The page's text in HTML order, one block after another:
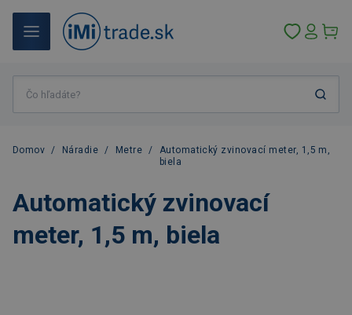
Domov / Náradie / Metre /
Automatický zvinovací meter, 1,5 m,
biela
Automatický zvinovací
meter, 1,5 m, biela